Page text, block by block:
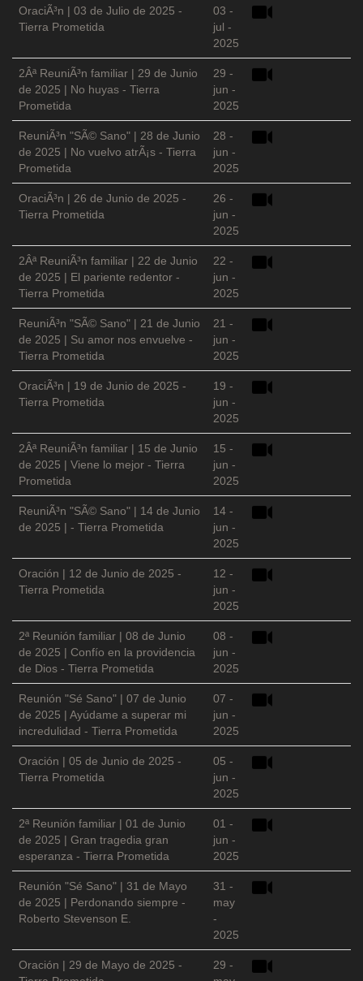
OraciÃ³n | 03 de Julio de 2025 -
Tierra Prometida
03 -
jul -
2025
2Âª ReuniÃ³n familiar | 29 de Junio
de 2025 | No huyas - Tierra
Prometida
29 -
jun -
2025
ReuniÃ³n "SÃ© Sano" | 28 de Junio
de 2025 | No vuelvo atrÃ¡s - Tierra
Prometida
28 -
jun -
2025
OraciÃ³n | 26 de Junio de 2025 -
Tierra Prometida
26 -
jun -
2025
2Âª ReuniÃ³n familiar | 22 de Junio
de 2025 | El pariente redentor -
Tierra Prometida
22 -
jun -
2025
ReuniÃ³n "SÃ© Sano" | 21 de Junio
de 2025 | Su amor nos envuelve -
Tierra Prometida
21 -
jun -
2025
OraciÃ³n | 19 de Junio de 2025 -
Tierra Prometida
19 -
jun -
2025
2Âª ReuniÃ³n familiar | 15 de Junio
de 2025 | Viene lo mejor - Tierra
Prometida
15 -
jun -
2025
ReuniÃ³n "SÃ© Sano" | 14 de Junio
de 2025 | - Tierra Prometida
14 -
jun -
2025
Oración | 12 de Junio de 2025 -
Tierra Prometida
12 -
jun -
2025
2ª Reunión familiar | 08 de Junio
de 2025 | Confío en la providencia
de Dios - Tierra Prometida
08 -
jun -
2025
Reunión "Sé Sano" | 07 de Junio
de 2025 | Ayúdame a superar mi
incredulidad - Tierra Prometida
07 -
jun -
2025
Oración | 05 de Junio de 2025 -
Tierra Prometida
05 -
jun -
2025
2ª Reunión familiar | 01 de Junio
de 2025 | Gran tragedia gran
esperanza - Tierra Prometida
01 -
jun -
2025
Reunión "Sé Sano" | 31 de Mayo
de 2025 | Perdonando siempre -
Roberto Stevenson E.
31 -
may
-
2025
Oración | 29 de Mayo de 2025 -
29 -